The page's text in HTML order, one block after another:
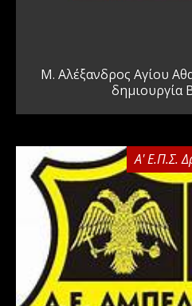
Μ. Αλέξανδρος Αγίου
δημιουργία
Α' Ε.Π.Σ.